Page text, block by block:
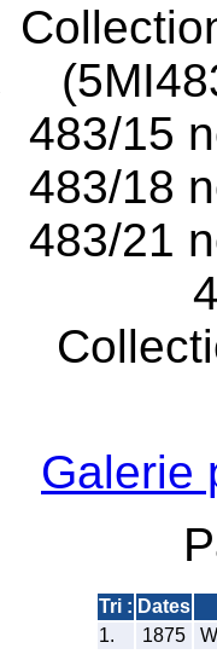
483/15
483/18
483/21
Galerie
Tri : Dates
1.
1875